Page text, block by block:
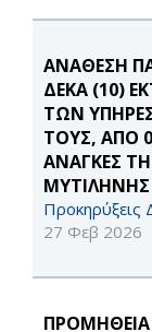
ΑΝΑΘΕΣΗ
ΔΕΚΑ (10)
ΤΩΝ
ΤΟΥΣ, ΑΠΟ
ΑΝΑΓΚΕΣ
ΜΥΤΙΛΗΝΗΣ
Προκηρύξεις
27 Φεβ 2026